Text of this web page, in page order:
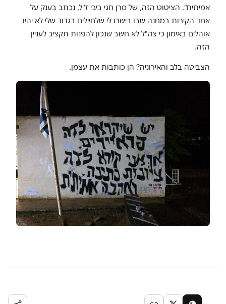
אמיתית". הציטוט הזה, של סרן חגי ביבי ז"ל, נכתב בענק על
אחד הקירות במחנה שבו בישרו לי שלחיילים בגדוד שלי לא יהיו
אוהלים באימון כי צה"ל לא חשב שנכון להפנות תקציב לעניין
הזה.
הצביטה בלב והאירוניה? הן כותבות את עצמן.